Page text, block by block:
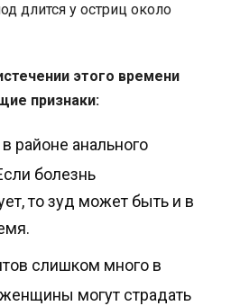
длится у остриц около
этого времени
признаки:
районе анального
болезнь
то зуд может быть и в
слишком много в
могут страдать